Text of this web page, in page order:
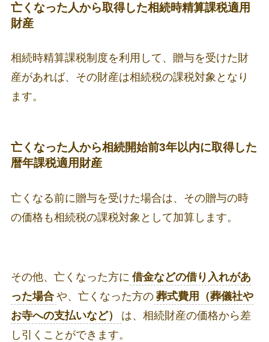
亡くなった人から取得した相続時精算課税適用
財産
相続時精算課税制度を利用して、贈与を受けた財
産があれば、その財産は相続税の課税対象となり
ます。
亡くなった人から相続開始前3年以内に取得した
暦年課税適用財産
亡くなる前に贈与を受けた場合は、その贈与の時
の価格も相続税の課税対象として加算します。
その他、亡くなった方に 借金などの借り入れがあ
った場合 や、亡くなった方の 葬式費用（葬儀社や
お寺への支払いなど）
は、相続財産の価格から差
し引くことができます。